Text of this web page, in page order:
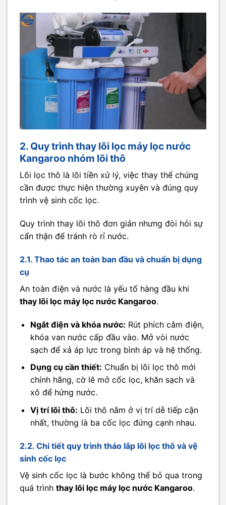
2. Quy trình thay lõi lọc máy lọc nước
Kangaroo nhóm lõi thô
Lõi lọc thô là lõi tiền xử lý, việc thay thế chúng
cần được thực hiện thường xuyên và đúng quy
trình vệ sinh cốc lọc.
Quy trình thay lõi thô đơn giản nhưng đòi hỏi sự
cẩn thận để tránh rò rỉ nước.
2.1. Thao tác an toàn ban đầu và chuẩn bị dụng
cụ
An toàn điện và nước là yếu tố hàng đầu khi
thay lõi lọc máy lọc nước Kangaroo.
Ngắt điện và khóa nước: Rút phích cắm điện,
khóa van nước cấp đầu vào. Mở vòi nước
sạch để xả áp lực trong bình áp và hệ thống.
Dụng cụ cần thiết: Chuẩn bị lõi lọc thô mới
chính hãng, cờ lê mở cốc lọc, khăn sạch và
xô để hứng nước.
Vị trí lõi thô: Lõi thô nằm ở vị trí dễ tiếp cận
nhất, thường là ba cốc lọc đứng cạnh nhau.
2.2. Chi tiết quy trình tháo lắp lõi lọc thô và vệ
sinh cốc lọc
Vệ sinh cốc lọc là bước không thể bỏ qua trong
quá trình thay lõi lọc máy lọc nước Kangaroo.